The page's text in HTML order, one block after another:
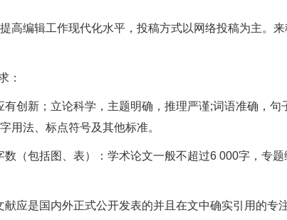
高编辑工作现代化水平，投稿方式以网络投稿为主。
：
有创新；立论科学，主题明确，推理严谨;词语准确，句
用法、标点符号及其他标准。
数（包括图、表）：学术论文一般不超过6 000字，专题
献应是国内外正式公开发表的并且在文中确实引用的专